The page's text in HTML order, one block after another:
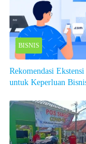
BISNIS
Rekomendasi
untuk Keperluan